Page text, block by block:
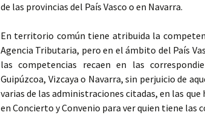
de las provincias del País Vasco o en Navarra.
En territorio común tiene atribuida la
Agencia Tributaria, pero en el ámbito del País
las competencias recaen en las
Guipúzcoa, Vizcaya o Navarra, sin perjuicio de
varias de las administraciones citadas, en las
en Concierto y Convenio para ver quien tiene las